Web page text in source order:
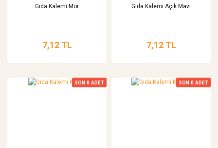
Gıda Kalemi Mor
7,12 TL
Gıda Kalemi Açık Mavi
7,12 TL
SON 0 ADET SON 0 ADET